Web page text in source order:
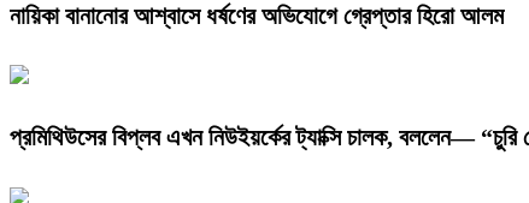
নায়িকা বানানোর আশ্বাসে ধর্ষণের অভিযোগে গ্রেপ্তার হিরো আলম
প্রমিথিউসের বিপ্লব এখন নিউইয়র্কের ট্যাক্সি চালক, বললেন—